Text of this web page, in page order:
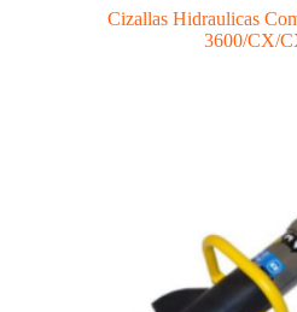
Cizallas Hidraulicas
3600/CX/